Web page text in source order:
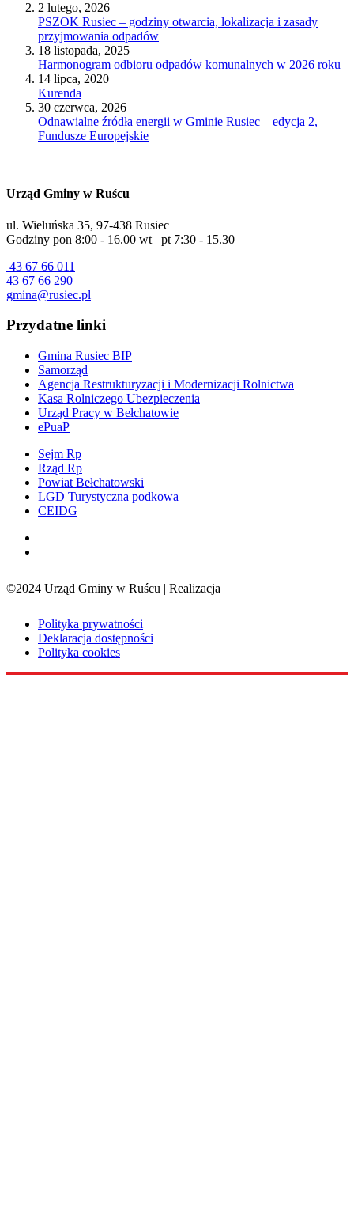
2 lutego, 2026
PSZOK Rusiec – godziny otwarcia, lokalizacja i zasady
przyjmowania odpadów
18 listopada, 2025
Harmonogram odbioru odpadów komunalnych w 2026 roku
14 lipca, 2020
Kurenda
30 czerwca, 2026
Odnawialne źródła energii w Gminie Rusiec – edycja 2,
Fundusze Europejskie
Urząd Gminy w Ruścu
ul. Wieluńska 35, 97-438 Rusiec
Godziny pon 8:00 - 16.00 wt– pt 7:30 - 15.30
43 67 66 011
43 67 66 290
gmina@rusiec.pl
Przydatne linki
Gmina Rusiec BIP
Samorząd
Agencja Restrukturyzacji i Modernizacji Rolnictwa
Kasa Rolniczego Ubezpieczenia
Urząd Pracy w Bełchatowie
ePuaP
Sejm Rp
Rząd Rp
Powiat Bełchatowski
LGD Turystyczna podkowa
CEIDG
©2024 Urząd Gminy w Ruścu | Realizacja
Polityka prywatności
Deklaracja dostępności
Polityka cookies